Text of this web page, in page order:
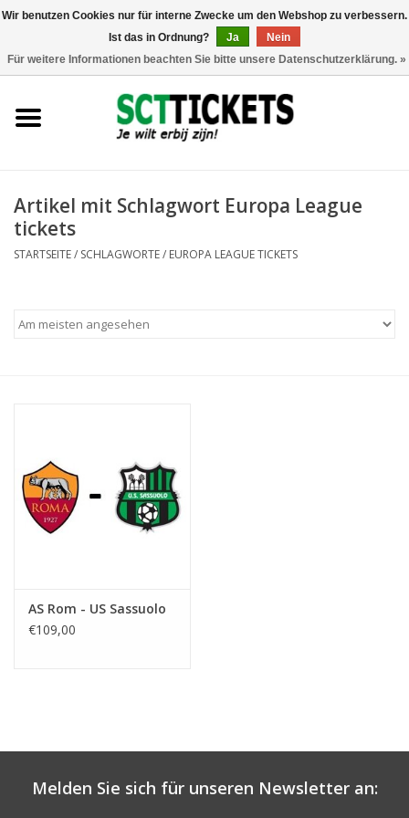
Artikel mit Schlagwort Europa League
tickets
STARTSEITE/ SCHLAGWORTE/ EUROPA LEAGUE TICKETS
AS Rom - US Sassuolo
€109,00
Melden Sie sich für unseren Newsletter an:
Wir benutzen Cookies nur für interne Zwecke um den Webshop zu verbessern.
Ist das in Ordnung?
Ja
Nein
Für weitere Informationen beachten Sie bitte unsere Datenschutzerklärung. »